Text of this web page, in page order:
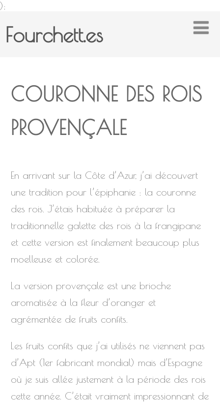
);
Fourchett.es
COURONNE DES ROIS
PROVENÇALE
En arrivant sur la Côte d’Azur, j’ai découvert
une tradition pour l’épiphanie : la couronne
des rois. J’étais habituée à préparer la
traditionnelle galette des rois à la frangipane
et cette version est finalement beaucoup plus
moelleuse et colorée.
La version provençale est une brioche
aromatisée à la fleur d’oranger et
agrémentée de fruits confits.
Les fruits confits que j’ai utilisés ne viennent pas
d’Apt (1er fabricant mondial) mais d’Espagne
où je suis allée justement à la période des rois
cette année. C’était vraiment impressionnant de